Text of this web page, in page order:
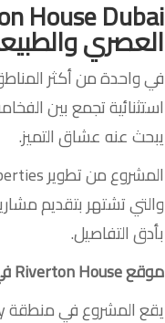
House Dubai
العصري
استثنائية تجمع بين
يبحث عنه عشاق التميز.
والتي تشتهر بتقديم
بأدق التفاصيل.
موقع Riverton House في دبي